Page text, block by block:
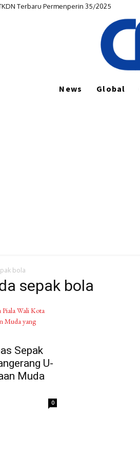
Terbaru Permenperin 35/2025
News Global
bola
sepak bola
Sepak
U-
Muda
0